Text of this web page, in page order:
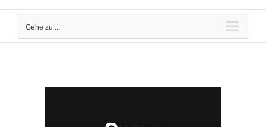
Gehe zu ...